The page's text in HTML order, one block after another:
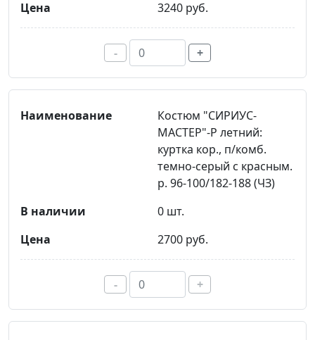
3240 руб.
- +
Костюм "СИРИУС-
МАСТЕР"-Р летний:
куртка кор., п/комб.
темно-серый с красным.
р. 96-100/182-188 (ЧЗ)
0 шт.
2700 руб.
- +